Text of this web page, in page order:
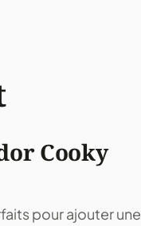
Cooky
pour ajouter une